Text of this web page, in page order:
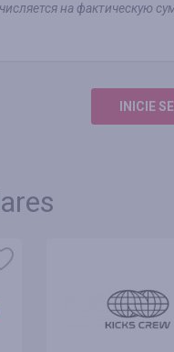
на фактическую
INICIE